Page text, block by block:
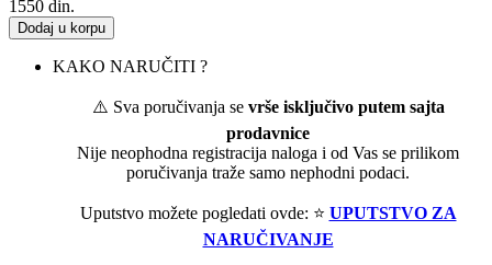
1550 din.
Dodaj u korpu
KAKO NARUČITI ?
⚠️ Sva poručivanja se vrše isključivo putem sajta
prodavnice
Nije neophodna registracija naloga i od Vas se prilikom
poručivanja traže samo nephodni podaci.
Uputstvo možete pogledati ovde: ⭐ UPUTSTVO ZA
NARUČIVANJE